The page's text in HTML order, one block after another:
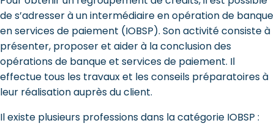
de s’adresser à un intermédiaire en opération de banque
en services de paiement (IOBSP). Son activité consiste à
présenter, proposer et aider à la conclusion des
opérations de banque et services de paiement. Il
effectue tous les travaux et les conseils préparatoires à
leur réalisation auprès du client.
Il existe plusieurs professions dans la catégorie IOBSP :